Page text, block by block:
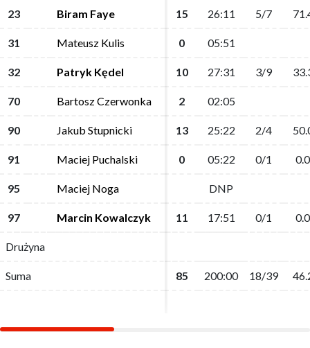
23 Biram Faye 15 26:11 5/7
31 Mateusz Kulis 0 05:51
32 Patryk Kędel 10 27:31 3/9
70 Bartosz Czerwonka 2 02:05
90 Jakub Stupnicki 13 25:22 2/4
91 Maciej Puchalski 0 05:22 0/1 0.0
95 Maciej Noga DNP
97 Marcin Kowalczyk 11 17:51 0/1 0.0
Drużyna
Suma 85 200:00 18/39
23 Biram Faye 15 26:11 5/7
31 Mateusz Kulis 0 05:51
32 Patryk Kędel 10 27:31 3/9
70 Bartosz Czerwonka 2 02:05
90 Jakub Stupnicki 13 25:22 2/4
91 Maciej Puchalski 0 05:22 0/1 0.0
95 Maciej Noga DNP
97 Marcin Kowalczyk 11 17:51 0/1 0.0
Drużyna
Suma 85 200:00 18/39